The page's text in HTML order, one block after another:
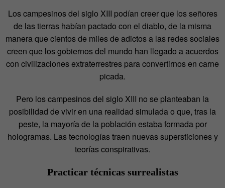
Los campesinos del siglo XIII podían creer que los señores
de las tierras habían pactado con el diablo, de la misma
manera que cientos de miles de adictos a las redes sociales
creen que los gobiernos del mundo han llegado a acuerdos
con civilizaciones extraterrestres para convertirnos en carne
picada.
Pero los campesinos del siglo XIII no se planteaban la
posibilidad de vivir en una realidad simulada o que, tras la
peste, la mayoría de la población estaba formada por
hologramas. Las tecnologías traen nuevas supersticiones y
teorías conspirativas.
Practicar técnicas surrealistas